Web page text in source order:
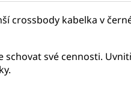
crossbody kabelka v
své cennosti.